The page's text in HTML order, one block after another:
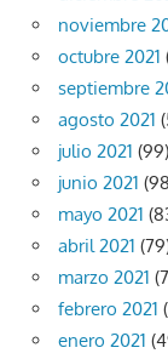
noviembre
octubre 2021
septiembre
agosto 2021
julio 2021 (99)
junio 2021
mayo 2021
abril 2021
marzo 2021
febrero 2021
enero 2021